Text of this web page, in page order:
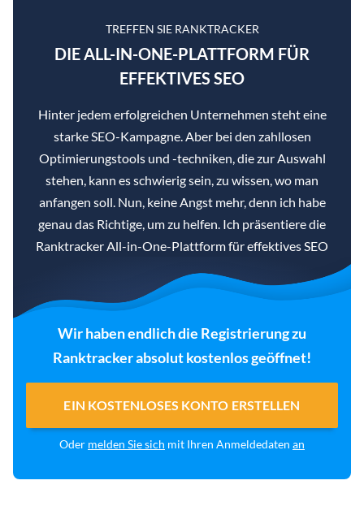
TREFFEN SIE RANKTRACKER
DIE ALL-IN-ONE-PLATTFORM FÜR
EFFEKTIVES SEO
Hinter jedem erfolgreichen Unternehmen steht eine
starke SEO-Kampagne. Aber bei den zahllosen
Optimierungstools und -techniken, die zur Auswahl
stehen, kann es schwierig sein, zu wissen, wo man
anfangen soll. Nun, keine Angst mehr, denn ich habe
genau das Richtige, um zu helfen. Ich präsentiere die
Ranktracker All-in-One-Plattform für effektives SEO
Wir haben endlich die Registrierung zu
Ranktracker absolut kostenlos geöffnet!
EIN KOSTENLOSES KONTO ERSTELLEN
Oder melden Sie sich mit Ihren Anmeldedaten an